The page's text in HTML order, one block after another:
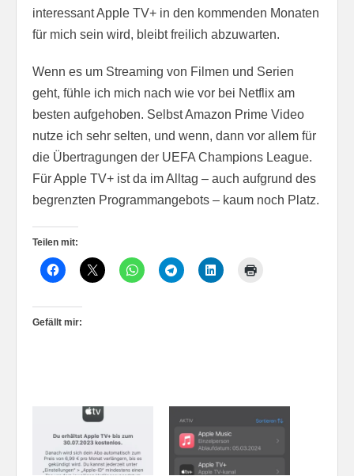
interessant Apple TV+ in den kommenden Monaten
für mich sein wird, bleibt freilich abzuwarten.
Wenn es um Streaming von Filmen und Serien
geht, fühle ich mich nach wie vor bei Netflix am
besten aufgehoben. Selbst Amazon Prime Video
nutze ich sehr selten, und wenn, dann vor allem für
die Übertragungen der UEFA Champions League.
Für Apple TV+ ist da im Alltag – auch aufgrund des
begrenzten Programmangebots – kaum noch Platz.
Teilen mit:
Gefällt mir: